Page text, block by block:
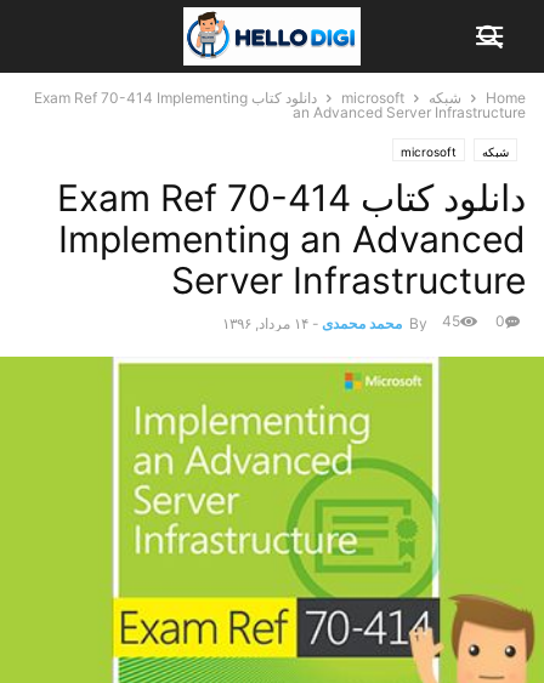
Home شبکه microsoft
دانلود کتاب Exam Ref 70-414 Implementing
an Advanced Server Infrastructure
شبکه microsoft
دانلود کتاب Exam Ref 70-414
Implementing an Advanced
Server Infrastructure
By محمد محمدی - ۱۴ مرداد, ۱۳۹۶ 0
45